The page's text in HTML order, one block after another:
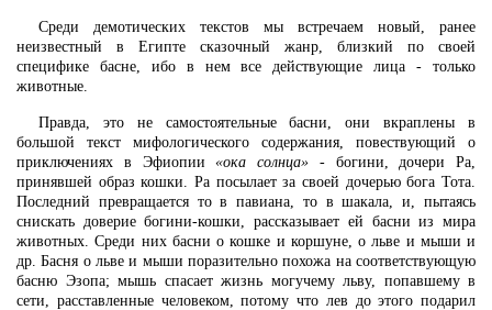
Среди демотических текстов мы встречаем новый, ранее
неизвестный в Египте сказочный жанр, близкий по своей
специфике басне, ибо в нем все действующие лица - только
животные.
Правда, это не самостоятельные басни, они вкраплены в
большой текст мифологического содержания, повествующий о
приключениях в Эфиопии«ока солнца» - богини, дочери Ра,
принявшей образ кошки. Ра посылает за своей дочерью бога Тота.
Последний превращается то в павиана, то в шакала, и, пытаясь
снискать доверие богини-кошки, рассказывает ей басни из мира
животных. Среди них басни о кошке и коршуне, о льве и мыши и
др. Басня о льве и мыши поразительно похожа на соответствующую
басню Эзопа; мышь спасает жизнь могучему льву, попавшему в
сети, расставленные человеком, потому что лев до этого подарил